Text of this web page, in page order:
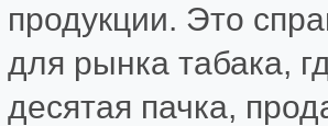
продукции. Это
для рынка табака,
десятая пачка,